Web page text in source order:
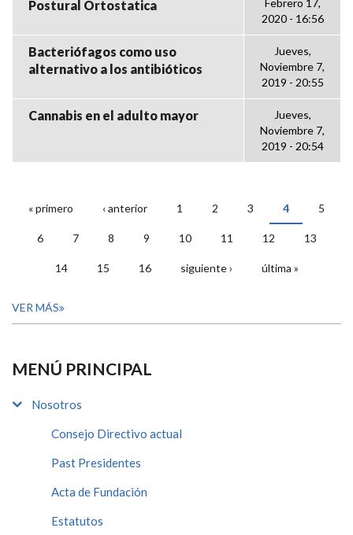
Postural Ortostatica
Febrero 17,
2020 - 16:56
Bacteriófagos como uso
alternativo a los antibióticos
Jueves,
Noviembre 7,
2019 - 20:55
Cannabis en el adulto mayor
Jueves,
Noviembre 7,
2019 - 20:54
PÁGINAS
« primero ‹ anterior 1 2 3 4 5
6 7 8 9 10 11 12 13
14 15 16 siguiente › última »
VER MÁS
MENÚ PRINCIPAL
Nosotros
Consejo Directivo actual
Past Presidentes
Acta de Fundación
Estatutos